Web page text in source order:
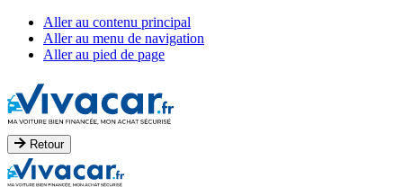
Aller au contenu principal
Aller au menu de navigation
Aller au pied de page
Retour